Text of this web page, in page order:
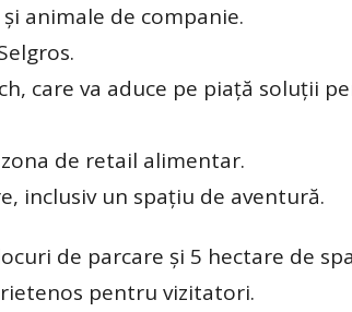
animale de companie.
care va aduce pe piață soluții
de retail alimentar.
inclusiv un spațiu de aventură.
de parcare și 5 hectare de
pentru vizitatori.